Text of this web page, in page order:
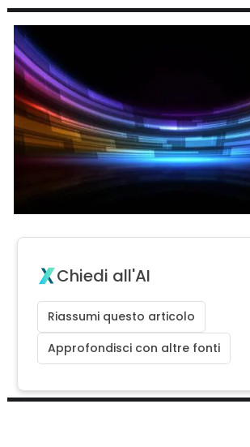
Chiedi all'AI
Riassumi questo articolo
Approfondisci con altre fonti